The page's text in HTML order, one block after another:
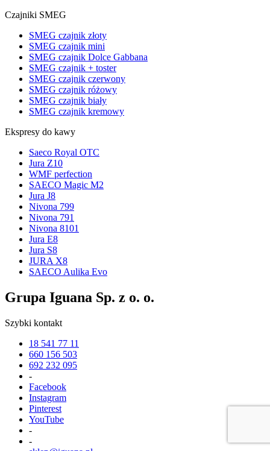
Czajniki SMEG
SMEG czajnik złoty
SMEG czajnik mini
SMEG czajnik Dolce Gabbana
SMEG czajnik + toster
SMEG czajnik czerwony
SMEG czajnik różowy
SMEG czajnik biały
SMEG czajnik kremowy
Ekspresy do kawy
Saeco Royal OTC
Jura Z10
WMF perfection
SAECO Magic M2
Jura J8
Nivona 799
Nivona 791
Nivona 8101
Jura E8
Jura S8
JURA X8
SAECO Aulika Evo
Grupa Iguana Sp. z o. o.
Szybki kontakt
18 541 77 11
660 156 503
692 232 095
-
Facebook
Instagram
Pinterest
YouTube
-
-